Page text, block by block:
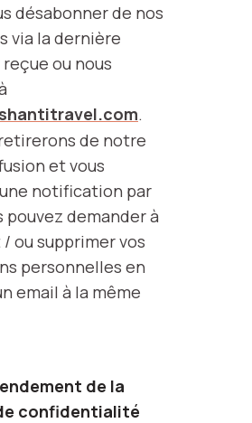
désabonner de nos
via la dernière
ou nous
.
de notre
et vous
notification par
pouvez demander à
ou supprimer vos
personnelles en
email à la même
de la
confidentialité